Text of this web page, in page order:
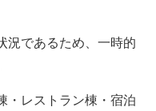
況であるため、一時的
・レストラン棟・宿泊